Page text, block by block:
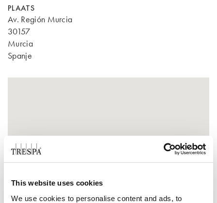
This website uses cookies
We use cookies to personalise content and ads, to
PLAATS
Av. Región Murcia
30157
Murcia
Spanje